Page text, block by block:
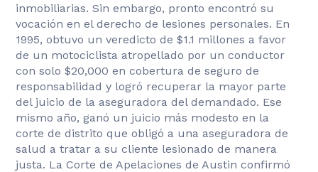
inmobiliarias. Sin embargo, pronto encontró su
vocación en el derecho de lesiones personales. En
1995, obtuvo un veredicto de $1.1 millones a favor
de un motociclista atropellado por un conductor
con solo $20,000 en cobertura de seguro de
responsabilidad y logró recuperar la mayor parte
del juicio de la aseguradora del demandado. Ese
mismo año, ganó un juicio más modesto en la
corte de distrito que obligó a una aseguradora de
salud a tratar a su cliente lesionado de manera
justa. La Corte de Apelaciones de Austin confirmó